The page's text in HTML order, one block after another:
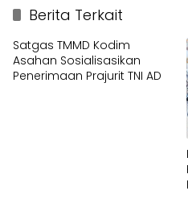
Berita Terkait
Satgas TMMD Kodim
Asahan Sosialisasikan
Penerimaan Prajurit TNI AD